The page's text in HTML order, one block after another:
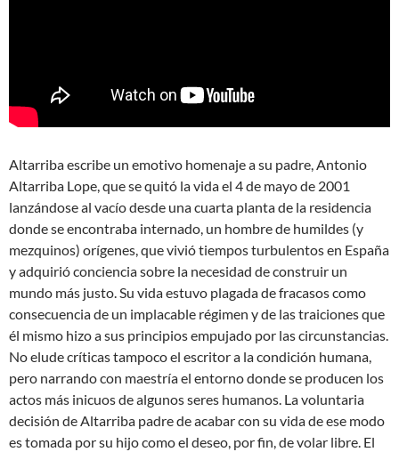
Altarriba escribe un emotivo homenaje a su padre, Antonio
Altarriba Lope, que se quitó la vida el 4 de mayo de 2001
lanzándose al vacío desde una cuarta planta de la residencia
donde se encontraba internado, un hombre de humildes (y
mezquinos) orígenes, que vivió tiempos turbulentos en España
y adquirió conciencia sobre la necesidad de construir un
mundo más justo. Su vida estuvo plagada de fracasos como
consecuencia de un implacable régimen y de las traiciones que
él mismo hizo a sus principios empujado por las circunstancias.
No elude críticas tampoco el escritor a la condición humana,
pero narrando con maestría el entorno donde se producen los
actos más inicuos de algunos seres humanos. La voluntaria
decisión de Altarriba padre de acabar con su vida de ese modo
es tomada por su hijo como el deseo, por fin, de volar libre. El